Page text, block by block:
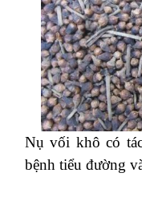
Nụ vối khô có
bệnh tiểu đường